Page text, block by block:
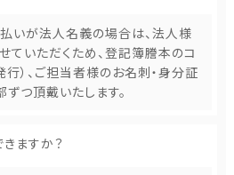
いが法人名義の場合は、法人様
ていただくため、登記簿謄本のコ
行）、ご担当者様のお名刺・身分証
つ頂戴いたします。
ますか？